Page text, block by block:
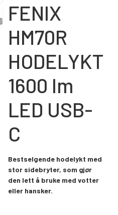
FENIX
HM70R
HODELYKT
1600 lm
LED USB-
C
Bestselgende hodelykt med
stor sidebryter, som gjør
den lett å bruke med votter
eller hansker.